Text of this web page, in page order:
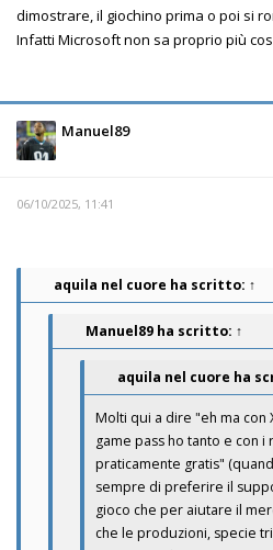
dimostrare, il giochino prima o poi si
Infatti Microsoft non sa proprio più
Manuel89
06/10/2025, 11:41
aquila nel cuore ha scritto: ↑
Manuel89 ha scritto: ↑
aquila nel cuore ha
Molti qui a dire "eh ma con
game pass ho tanto e con
praticamente gratis"
sempre di preferire il
gioco che per aiutare il
che le produzioni, specie